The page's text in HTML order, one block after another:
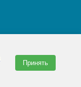
Принять